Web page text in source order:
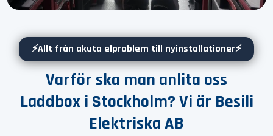
⚡Allt från akuta elproblem till nyinstallationer⚡
Varför ska man anlita oss
Laddbox i Stockholm? Vi är Besili
Elektriska AB